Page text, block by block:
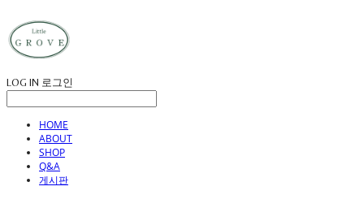
LOG IN 로그인
HOME
ABOUT
SHOP
Q&A
게시판